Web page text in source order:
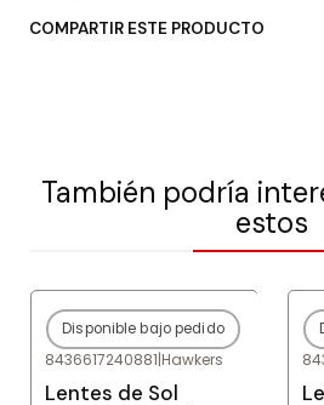
COMPARTIR ESTE PRODUCTO
También podría
estos
-80%OFF
Agotado
Disponible bajo pedido
8436617240881|Hawkers
Lentes de Sol